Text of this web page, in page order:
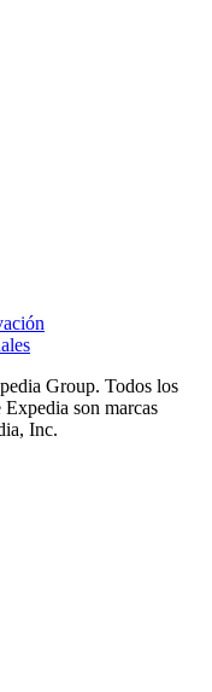
Group. Todos los
son marcas
Inc.